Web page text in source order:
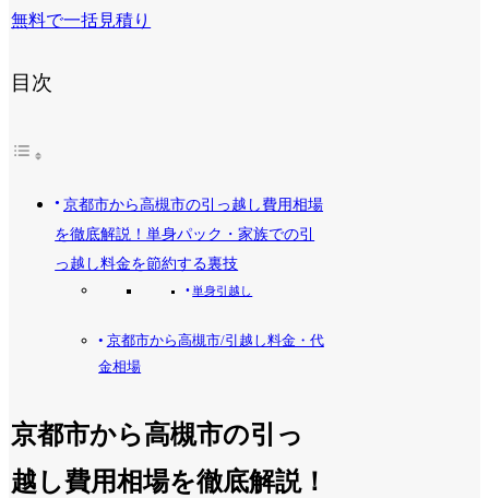
無料で一括見積り
目次
京都市から高槻市の引っ越し費用相場
を徹底解説！単身パック・家族での引
っ越し料金を節約する裏技
単身引越し
京都市から高槻市/引越し料金・代
金相場
京都市から高槻市の引っ
越し費用相場を徹底解説！